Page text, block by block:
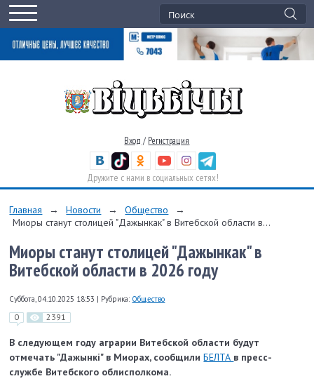
Вход / Регистрация
Дружите с нами в социальных сетях!
Главная → Новости → Общество
→
Миоры станут столицей "Дажынкак" в Витебской области в...
Миоры станут столицей "Дажынкак" в
Витебской области в 2026 году
Суббота, 04.10.2025 18:53 | Рубрика: Общество
0 2391
В следующем году аграрии Витебской области будут
отмечать "Дажынкі" в Миорах, сообщилиБЕЛТА в пресс-
службе Витебского облисполкома.